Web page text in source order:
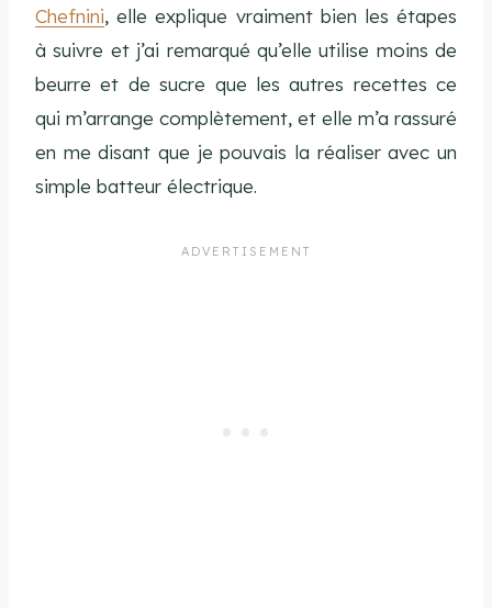
Chefnini, elle explique vraiment bien les étapes
à suivre et j’ai remarqué qu’elle utilise moins de
beurre et de sucre que les autres recettes ce
qui m’arrange complètement, et elle m’a rassuré
en me disant que je pouvais la réaliser avec un
simple batteur électrique.